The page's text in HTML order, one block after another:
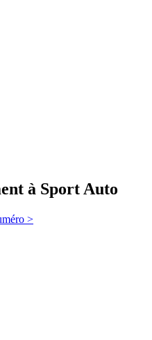
à Sport Auto
>